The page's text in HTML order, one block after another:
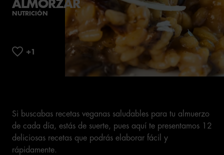
ALMORZAR
NUTRICIÓN
Si buscabas recetas veganas saludables para tu almuerzo
de cada día, estás de suerte, pues aquí te presentamos 12
deliciosas recetas que podrás elaborar fácil y
rápidamente.